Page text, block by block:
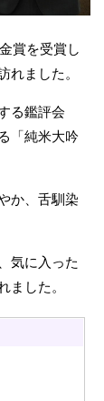
賞を受賞し
れました。
る鑑評会
「純米大吟
か、舌馴染
気に入った
ました。